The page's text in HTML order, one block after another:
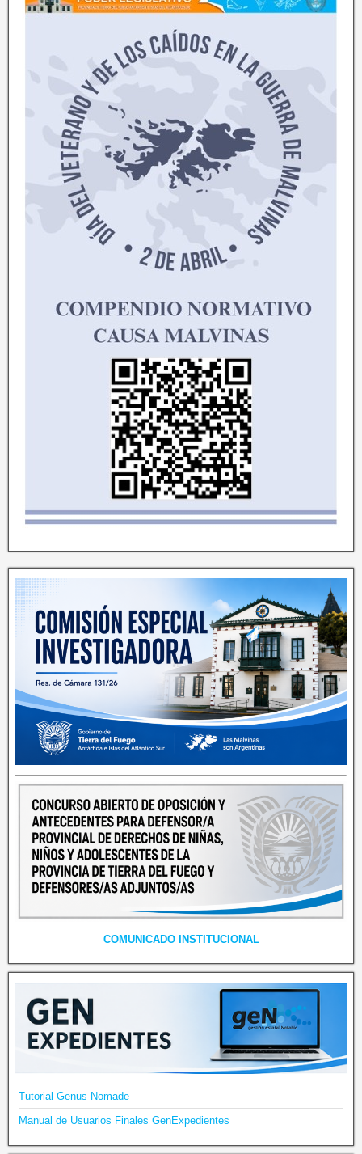
COMUNICADO INSTITUCIONAL
Tutorial Genus Nomade
Manual de Usuarios Finales GenExpedientes